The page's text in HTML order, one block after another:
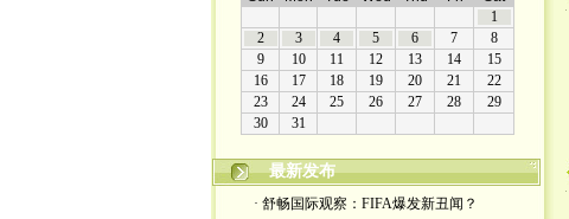
最新发布
· 舒畅国际观察：FIFA爆发新丑闻？